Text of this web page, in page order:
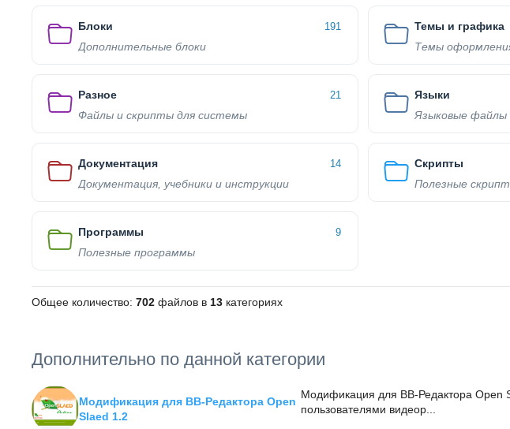
Блоки 191
Дополнительные блоки
Темы и графика
Темы
Разное 21
Файлы и скрипты для системы
Языки
Языковые файлы
Документация 14
Документация, учебники и инструкции
Скрипты
Полезные
Программы 9
Полезные программы
Общее количество: 702 файлов в 13 категориях
Дополнительно по данной категории
Модификация для BB-Редактора Open
Slaed 1.2
Модификация для BB-Редактора Open
пользователями видеор...